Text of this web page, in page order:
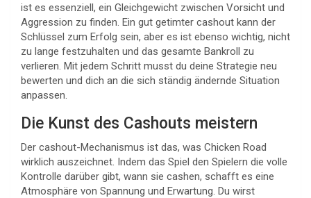
ist es essenziell, ein Gleichgewicht zwischen Vorsicht und
Aggression zu finden. Ein gut getimter cashout kann der
Schlüssel zum Erfolg sein, aber es ist ebenso wichtig, nicht
zu lange festzuhalten und das gesamte Bankroll zu
verlieren. Mit jedem Schritt musst du deine Strategie neu
bewerten und dich an die sich ständig ändernde Situation
anpassen.
Die Kunst des Cashouts meistern
Der cashout-Mechanismus ist das, was Chicken Road
wirklich auszeichnet. Indem das Spiel den Spielern die volle
Kontrolle darüber gibt, wann sie cashen, schafft es eine
Atmosphäre von Spannung und Erwartung. Du wirst